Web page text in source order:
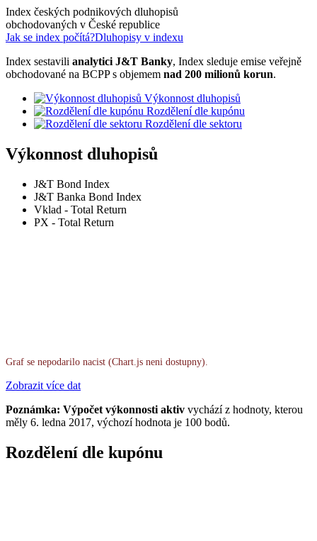
Index českých podnikových dluhopisů
obchodovaných v České republice
Jak se index počítá?Dluhopisy v indexu
Index sestavili analytici J&T Banky, Index sleduje emise veřejně
obchodované na BCPP s objemem nad 200 milionů korun.
Výkonnost dluhopisů
Rozdělení dle kupónu
Rozdělení dle sektoru
Výkonnost dluhopisů
J&T Bond Index
J&T Banka Bond Index
Vklad - Total Return
PX - Total Return
Graf se nepodarilo nacist (Chart.js neni dostupny).
Zobrazit více dat
Poznámka: Výpočet výkonnosti aktiv vychází z hodnoty, kterou
měly 6. ledna 2017, výchozí hodnota je 100 bodů.
Rozdělení dle kupónu